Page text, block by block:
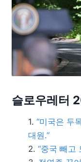
슬로우레터
“미국은 두
대원.”
“중국 빼고